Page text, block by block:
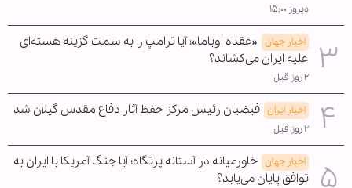
دیروز ۱۵:۰۰
اخبار جهان «عقده اوباما»؛ آیا ترامپ را به سمت گزینه هسته‌ای
علیه ایران می‌کشاند؟
۲ روز قبل
اخبار ایران فیضیان رئیس مرکز حفظ آثار دفاع مقدس گیلان شد
۲ روز قبل
اخبار جهان خاورمیانه در آستانه پرتگاه؛ آیا جنگ آمریکا با ایران به
توافق پایان می‌یابد؟